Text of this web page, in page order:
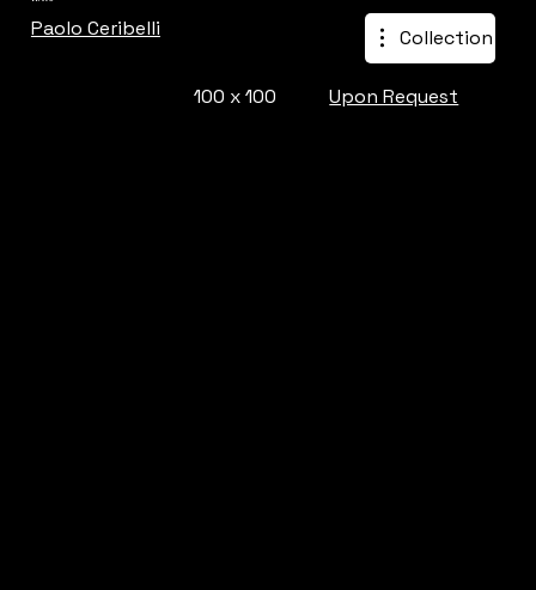
Paolo Ceribelli
Upon Request
Collection
100 x 100